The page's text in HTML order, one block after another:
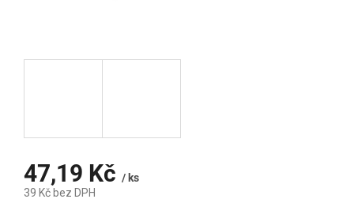
47,19 Kč / ks
39 Kč bez DPH